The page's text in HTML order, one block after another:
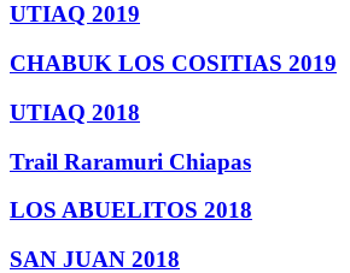
UTIAQ 2019
CHABUK LOS COSITIAS 2019
UTIAQ 2018
Trail Raramuri Chiapas
LOS ABUELITOS 2018
SAN JUAN 2018